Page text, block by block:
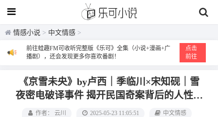
情感小说 > 中文情感 >
前往蛙趣FM可收听完整版《乐可》全集（小说+漫画+广
播剧），还会发现更多你喜欢番剧！
点击
前往
《京雪未央》by卢西｜季临川×宋知砚｜雪
夜密电破译事件 揭开民国奇案背后的人性博
弈场
作者： 云川 2025-05-23 11:05:51 中文情感